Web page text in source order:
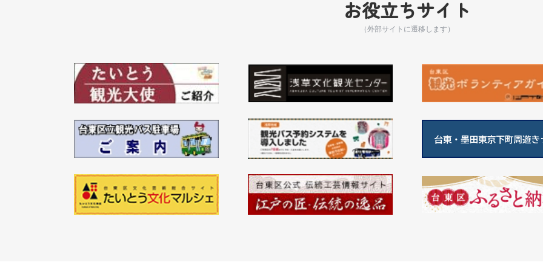
お役立ちサイト
（外部サイトに遷移します）